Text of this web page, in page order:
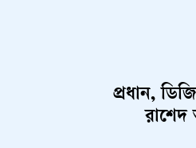
প্রধান,